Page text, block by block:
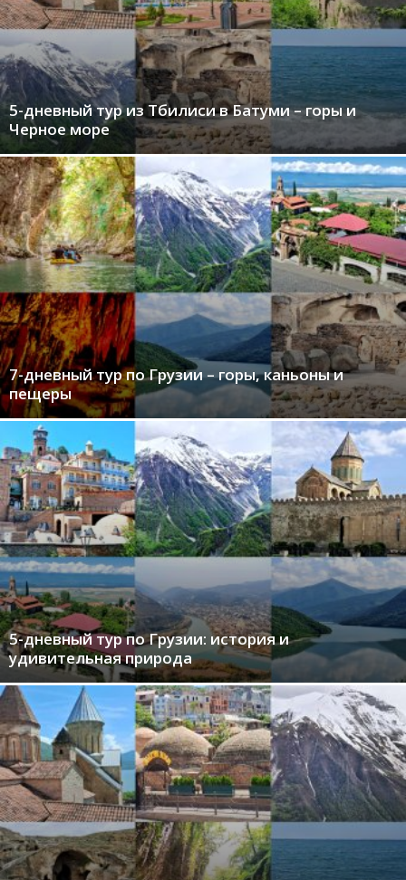
5-дневный тур из Тбилиси в Батуми – горы и
Черное море
7-дневный тур по Грузии – горы, каньоны и
пещеры
5-дневный тур по Грузии: история и
удивительная природа